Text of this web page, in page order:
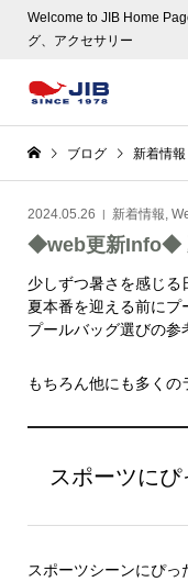
Welcome to JIB Home
グ、アクセサリー
ブログ 新着情報
2024.05.26 新着情報,
◆web更新Info◆
少しずつ暑さを感じる
夏本番を迎える前にプ
プールバッグ選びの参
もちろん他にも多くの
スポーツにぴ
スポーツシーンにぴ